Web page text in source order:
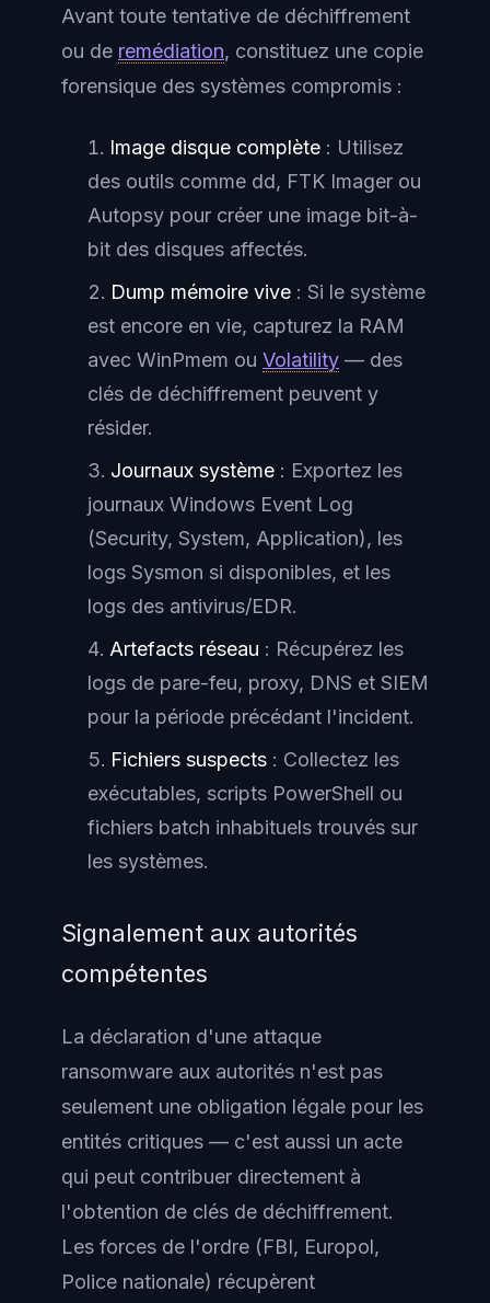
Avant toute tentative de déchiffrement
ou de remédiation, constituez une copie
forensique des systèmes compromis :
Image disque complète : Utilisez
des outils comme dd, FTK Imager ou
Autopsy pour créer une image bit-à-
bit des disques affectés.
Dump mémoire vive : Si le système
est encore en vie, capturez la RAM
avec WinPmem ou Volatility — des
clés de déchiffrement peuvent y
résider.
Journaux système : Exportez les
journaux Windows Event Log
(Security, System, Application), les
logs Sysmon si disponibles, et les
logs des antivirus/EDR.
Artefacts réseau : Récupérez les
logs de pare-feu, proxy, DNS et SIEM
pour la période précédant l'incident.
Fichiers suspects : Collectez les
exécutables, scripts PowerShell ou
fichiers batch inhabituels trouvés sur
les systèmes.
Signalement aux autorités
compétentes
La déclaration d'une attaque
ransomware aux autorités n'est pas
seulement une obligation légale pour les
entités critiques — c'est aussi un acte
qui peut contribuer directement à
l'obtention de clés de déchiffrement.
Les forces de l'ordre (FBI, Europol,
Police nationale) récupèrent